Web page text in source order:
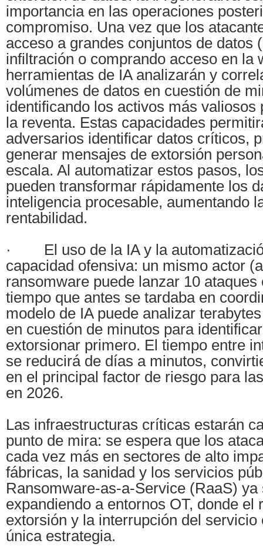
importancia en las operaciones
compromiso. Una vez que los
acceso a grandes conjuntos de datos
infiltración o comprando acceso en la
herramientas de IA analizarán y
volúmenes de datos en cuestión de
identificando los activos más valiosos
la reventa. Estas capacidades
adversarios identificar datos críticos,
generar mensajes de extorsión
escala. Al automatizar estos pasos,
pueden transformar rápidamente los
inteligencia procesable, aumentando
rentabilidad.
· El uso de la IA y la
capacidad ofensiva: un mismo actor
ransomware puede lanzar 10 ataques
tiempo que antes se tardaba en
modelo de IA puede analizar
en cuestión de minutos para
extorsionar primero. El tiempo entre
se reducirá de días a minutos,
en el principal factor de riesgo para
en 2026.
Las infraestructuras críticas estarán
punto de mira: se espera que los
cada vez más en sectores de alto
fábricas, la sanidad y los servicios
Ransomware-as-a-Service (RaaS) ya
expandiendo a entornos OT, donde el
extorsión y la interrupción del servicio
única estrategia.